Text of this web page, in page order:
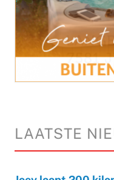
LAATSTE